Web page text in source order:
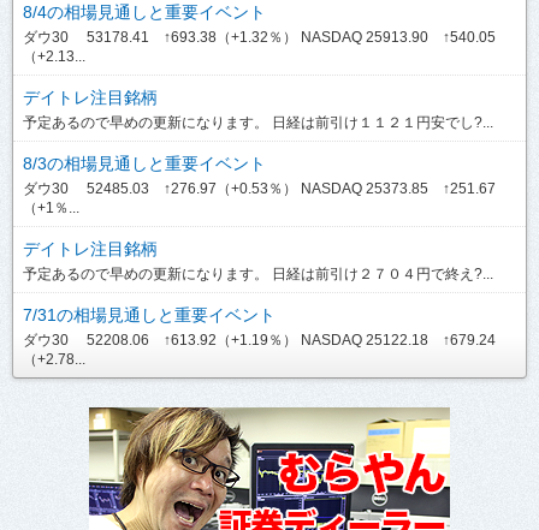
8/4の相場見通しと重要イベント
ダウ30 53178.41 ↑693.38（+1.32％） NASDAQ 25913.90 ↑540.05
（+2.13...
デイトレ注目銘柄
予定あるので早めの更新になります。 日経は前引け１１２１円安でし?...
8/3の相場見通しと重要イベント
ダウ30 52485.03 ↑276.97（+0.53％） NASDAQ 25373.85 ↑251.67
（+1％...
デイトレ注目銘柄
予定あるので早めの更新になります。 日経は前引け２７０４円で終え?...
7/31の相場見通しと重要イベント
ダウ30 52208.06 ↑613.92（+1.19％） NASDAQ 25122.18 ↑679.24
（+2.78...